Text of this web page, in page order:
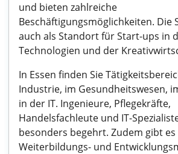
und bieten zahlreiche
Beschäftigungsmöglichkeiten. Die
auch als Standort für Start-ups in
Technologien und der
In Essen finden Sie
Industrie, im Gesundheitswesen,
in der IT. Ingenieure, Pflegekräfte,
Handelsfachleute und IT-
besonders begehrt. Zudem gibt
Weiterbildungs- und